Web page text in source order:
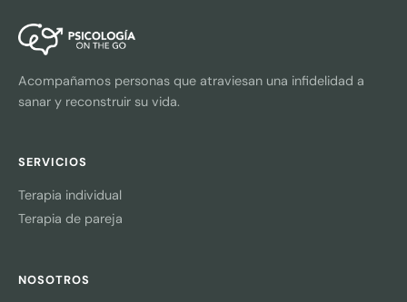
Acompañamos personas que atraviesan una infidelidad a
sanar y reconstruir su vida.
SERVICIOS
Terapia individual
Terapia de pareja
NOSOTROS